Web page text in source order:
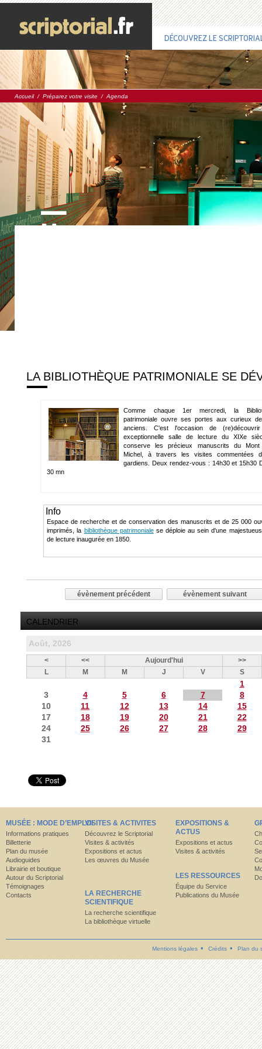
DÉCOUVREZ LE
Accueil/ Préparez votre visite / Agenda
LA BIBLIOTHÈQUE PATRIMONIALE SE
Comme chaque 1er mercredi, la
patrimoniale ouvre ses portes aux curieux
anciens. C'est l'occasion de
exceptionnelle salle de lecture du XIXe
conserve les précieux manuscrits du Mont
Michel, à travers les visites commentées
gardiens. Deux rendez-vous : 14h30 et 15h30
30 mn
Info
Espace de recherche et de conservation des manuscrits et de 25 000
imprimés, la bibliothèque patrimonialese déploie au sein d'une
de lecture inaugurée en 1850.
évènement précédent évènement suivant
CALENDRIER
Août, 2026
< << Aujourd'hui
>>
L
M M J V S
1
3
4 5 6 7
8
10
11 12 13 14
15
17
18 19 20 21
22
24
25 26 27 28
29
31
MUSÉE : MODE D’EMPLOI
Informations pratiques
Billetterie
Plan du musée
Audioguides
Librairie et boutique
Autour du Scriptorial
Témoignages
Contacts
VISITES & ACTIVITES
Découvrez le Scriptorial
Visites & activités
Expositions et actus
Les œuvres du Musée
LA RECHERCHE
SCIENTIFIQUE
La recherche scientifique
La bibliothèque virtuelle
EXPOSITIONS &
ACTUS
Expositions et actus
Visites & activités
LES RESSOURCES
Équipe du Service
Publications du Musée
Mentions légales Crédits Plan du